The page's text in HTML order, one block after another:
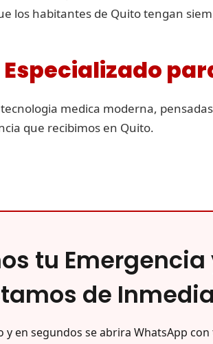
los habitantes de Quito tengan
medica moderna,
que recibimos en Quito.
tu Emergencia
de
en segundos se abrira WhatsApp